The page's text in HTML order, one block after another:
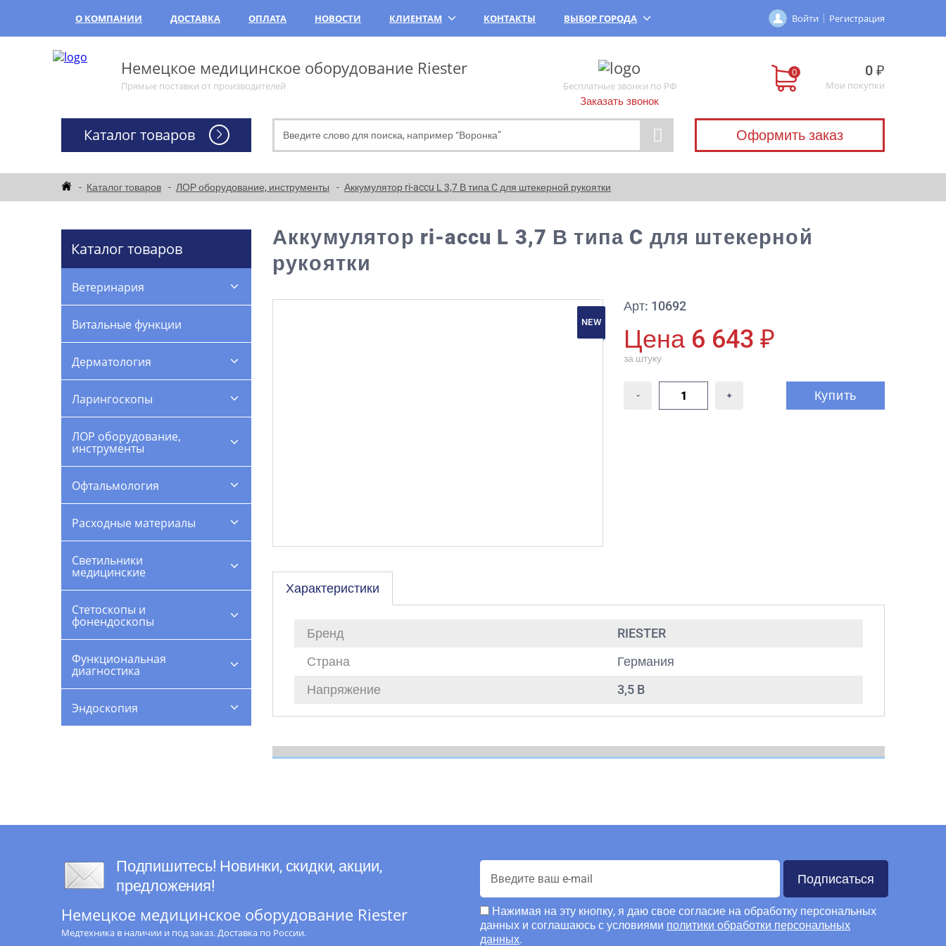
О КОМПАНИИ ДОСТАВКА ОПЛАТА НОВОСТИ КЛИЕНТАМ КОНТАКТЫ ВЫБОР ГОРОДА Войти Регистрация
Немецкое медицинское оборудование Riester
Прямые поставки от производителей
Бесплатные звонки по РФ
Заказать звонок
0 ₽
Мои покупки
Каталог товаров Оформить заказ
Каталог товаров ЛОР оборудование, инструменты Аккумулятор ri-accu L 3,7 В типа C для штекерной рукоятки
Каталог товаров
Ветеринария
Витальные функции
Дерматология
Ларингоскопы
ЛОР оборудование,
инструменты
Офтальмология
Расходные материалы
Светильники
медицинские
Стетоскопы и
фонендоскопы
Функциональная
диагностика
Эндоскопия
Аккумулятор ri-accu L 3,7 В типа C для штекерной
рукоятки
NEW
Арт: 10692
Цена 6 643 ₽
за штуку
- + Купить
Характеристики
Бренд
RIESTER
Страна
Германия
Напряжение
3,5 B
Подпишитесь! Новинки, скидки, акции,
предложения!
Немецкое медицинское оборудование Riester
Медтехника в наличии и под заказ. Доставка по России.
Подписаться
Нажимая на эту кнопку, я даю свое согласие на обработку персональных
данных и соглашаюсь с условиями политики обработки персональных
данных.